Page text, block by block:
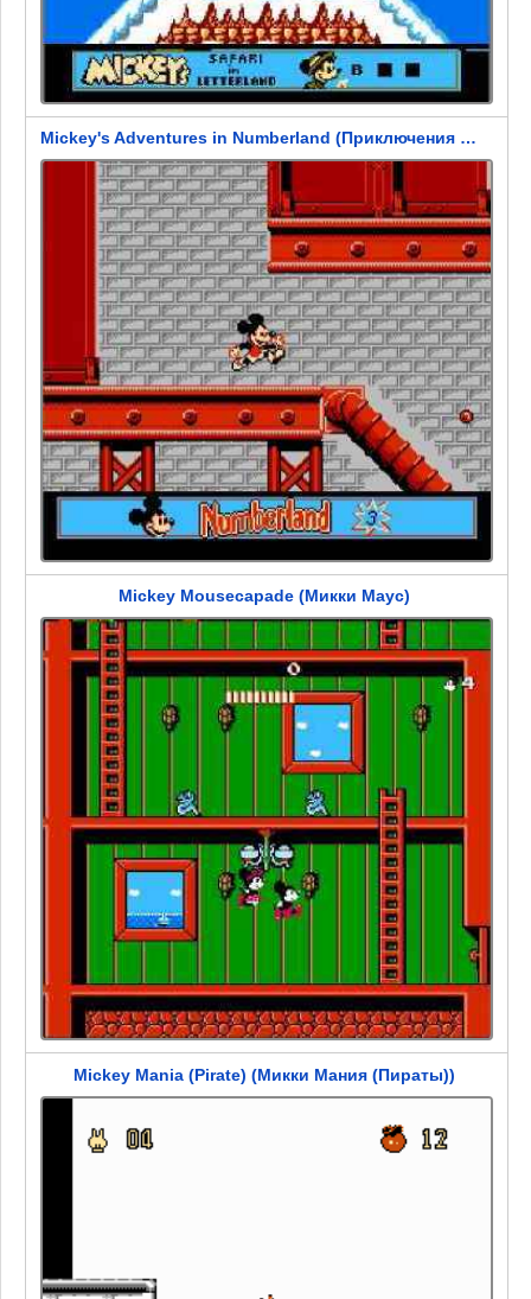
Mickey's Adventures in Numberland (Приключения Микки)
Mickey Mousecapade (Микки Маус)
Mickey Mania (Pirate) (Микки Мания (Пираты))